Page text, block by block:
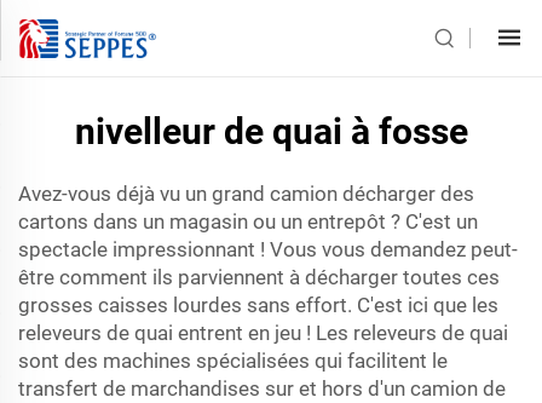
nivelleur de quai à fosse
Avez-vous déjà vu un grand camion décharger des
cartons dans un magasin ou un entrepôt ? C'est un
spectacle impressionnant ! Vous vous demandez peut-
être comment ils parviennent à décharger toutes ces
grosses caisses lourdes sans effort. C'est ici que les
releveurs de quai entrent en jeu ! Les releveurs de quai
sont des machines spécialisées qui facilitent le
transfert de marchandises sur et hors d'un camion de